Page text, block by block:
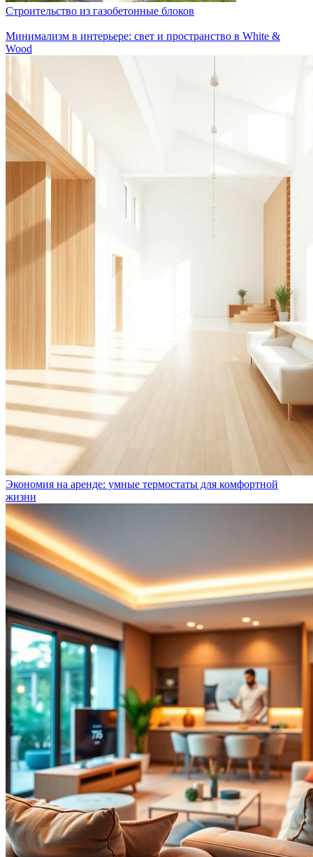
Строительство из газобетонные блоков
Минимализм в интерьере: свет и пространство в White &
Wood
Экономия на аренде: умные термостаты для комфортной
жизни